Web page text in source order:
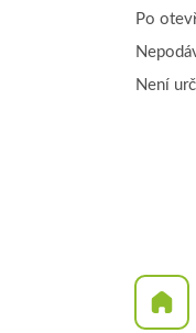
Po
Není